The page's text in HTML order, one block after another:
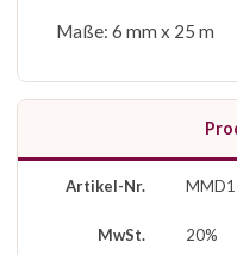
Maße: 6 mm x 25 m
Artikel-Nr.
MwSt. 20%